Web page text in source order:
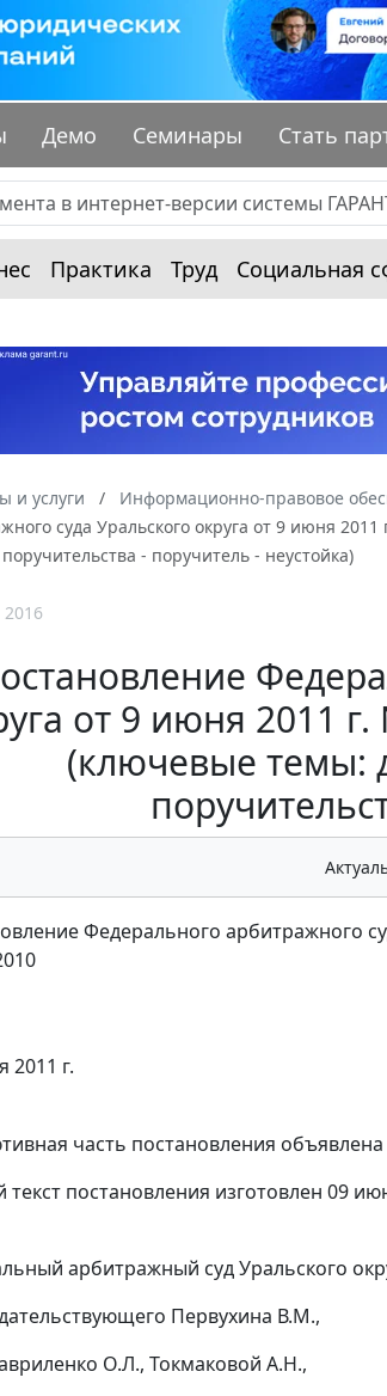
Демо Семинары Стать
Практика Труд Социальная
и услуги Информационно-правовое
суда Уральского округа от 9 июня
- поручитель - неустойка)
от 9 июня 2011
(ключевые темы:
Федерального арбитражного
2011 г.
часть постановления
постановления изготовлен 09
арбитражный суд Уральского
Первухина В.М.,
О.Л., Токмаковой А.Н.,